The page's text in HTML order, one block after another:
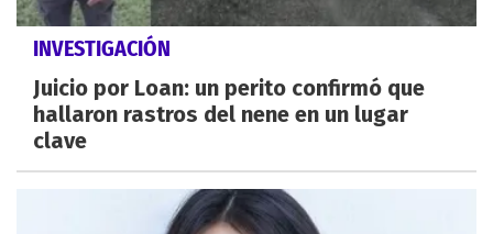
INVESTIGACIÓN
Juicio por Loan: un perito confirmó que
hallaron rastros del nene en un lugar
clave